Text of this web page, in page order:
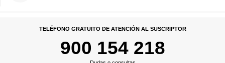
TELÉFONO GRATUITO DE ATENCIÓN AL SUSCRIPTOR
900 154 218